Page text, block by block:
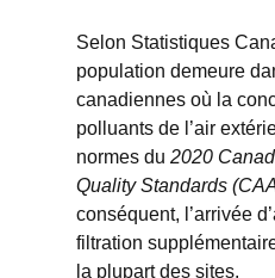
Selon Statistiques
population demeure
canadiennes où la
polluants de l’air
normes du 2020
Quality Standards
conséquent, l’arrivée
filtration
la plupart des sites.